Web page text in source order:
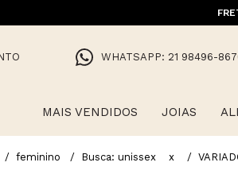
10% OFF NA 1ª COMPRA COM
WHATSAPP: 21 98496-
MAIS VENDIDOS JOIAS
feminino Busca: unissex x